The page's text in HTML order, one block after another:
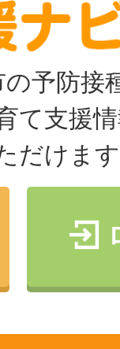
予防接
て支援
だけま